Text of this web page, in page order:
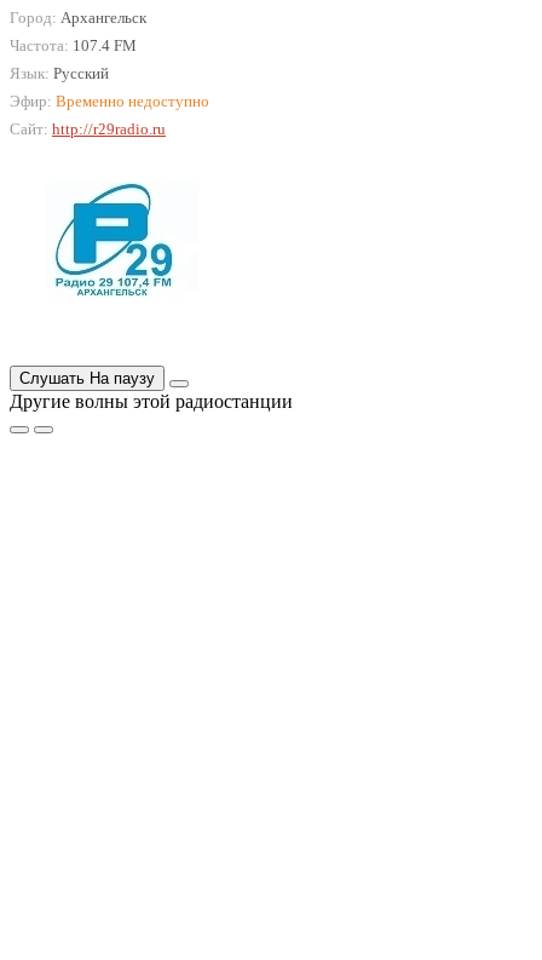
Город: Архангельск
Частота: 107.4 FM
Язык: Русский
Эфир: Временно недоступно
Сайт: http://r29radio.ru
Слушать На паузу
Другие волны этой радиостанции